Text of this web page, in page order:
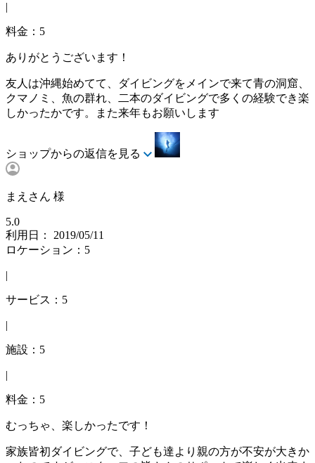
|
料金：5
ありがとうございます！
友人は沖縄始めてて、ダイビングをメインで来て青の洞窟、
クマノミ、魚の群れ、二本のダイビングで多くの経験でき楽
しかったかです。また来年もお願いします
ショップからの返信を見る
まえさん 様
5.0
利用日： 2019/05/11
ロケーション：5
|
サービス：5
|
施設：5
|
料金：5
むっちゃ、楽しかったです！
家族皆初ダイビングで、子ども達より親の方が不安が大きか